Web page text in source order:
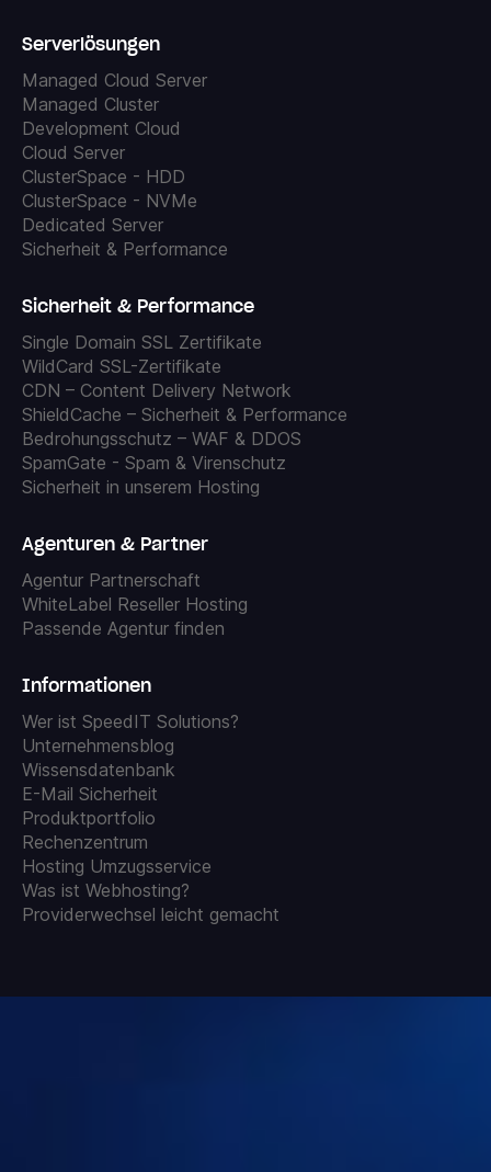
Serverlösungen
Managed Cloud Server
Managed Cluster
Development Cloud
Cloud Server
ClusterSpace - HDD
ClusterSpace - NVMe
Dedicated Server
Sicherheit & Performance
Sicherheit & Performance
Single Domain SSL Zertifikate
WildCard SSL-Zertifikate
CDN – Content Delivery Network
ShieldCache – Sicherheit & Performance
Bedrohungsschutz – WAF & DDOS
SpamGate - Spam & Virenschutz
Sicherheit in unserem Hosting
Agenturen & Partner
Agentur Partnerschaft
WhiteLabel Reseller Hosting
Passende Agentur finden
Informationen
Wer ist SpeedIT Solutions?
Unternehmensblog
Wissensdatenbank
E-Mail Sicherheit
Produktportfolio
Rechenzentrum
Hosting Umzugsservice
Was ist Webhosting?
Providerwechsel leicht gemacht